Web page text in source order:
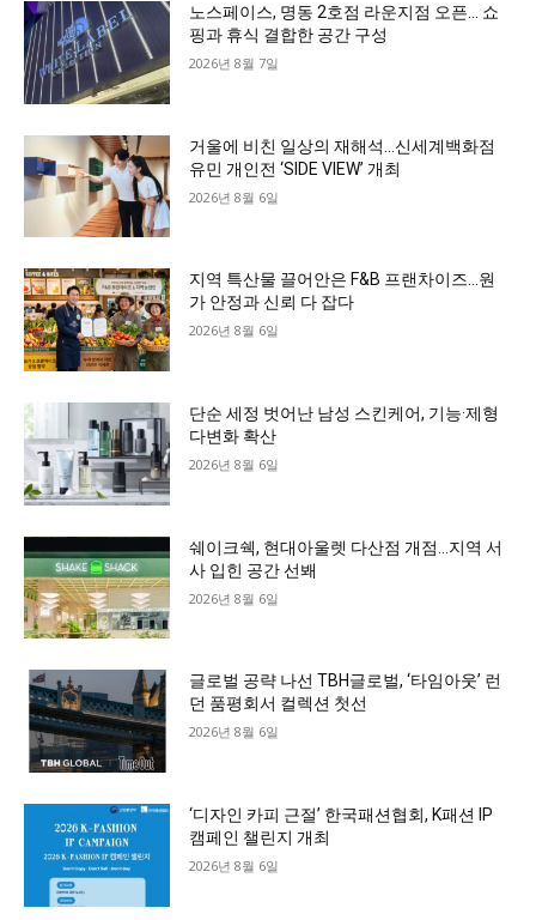
노스페이스, 명동 2호점 라운지점 오픈… 쇼
핑과 휴식 결합한 공간 구성
2026년 8월 7일
거울에 비친 일상의 재해석…신세계백화점
유민 개인전 ‘SIDE VIEW’ 개최
2026년 8월 6일
지역 특산물 끌어안은 F&B 프랜차이즈…원
가 안정과 신뢰 다 잡다
2026년 8월 6일
단순 세정 벗어난 남성 스킨케어, 기능·제형
다변화 확산
2026년 8월 6일
쉐이크쉑, 현대아울렛 다산점 개점…지역 서
사 입힌 공간 선봬
2026년 8월 6일
글로벌 공략 나선 TBH글로벌, ‘타임아웃’ 런
던 품평회서 컬렉션 첫선
2026년 8월 6일
‘디자인 카피 근절’ 한국패션협회, K패션 IP
캠페인 챌린지 개최
2026년 8월 6일